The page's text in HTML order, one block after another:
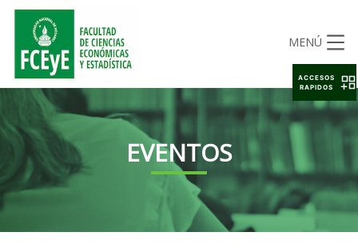
MENÚ
EVENTOS
ACCESOS
RAPIDOS